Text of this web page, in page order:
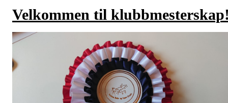
Velkommen til